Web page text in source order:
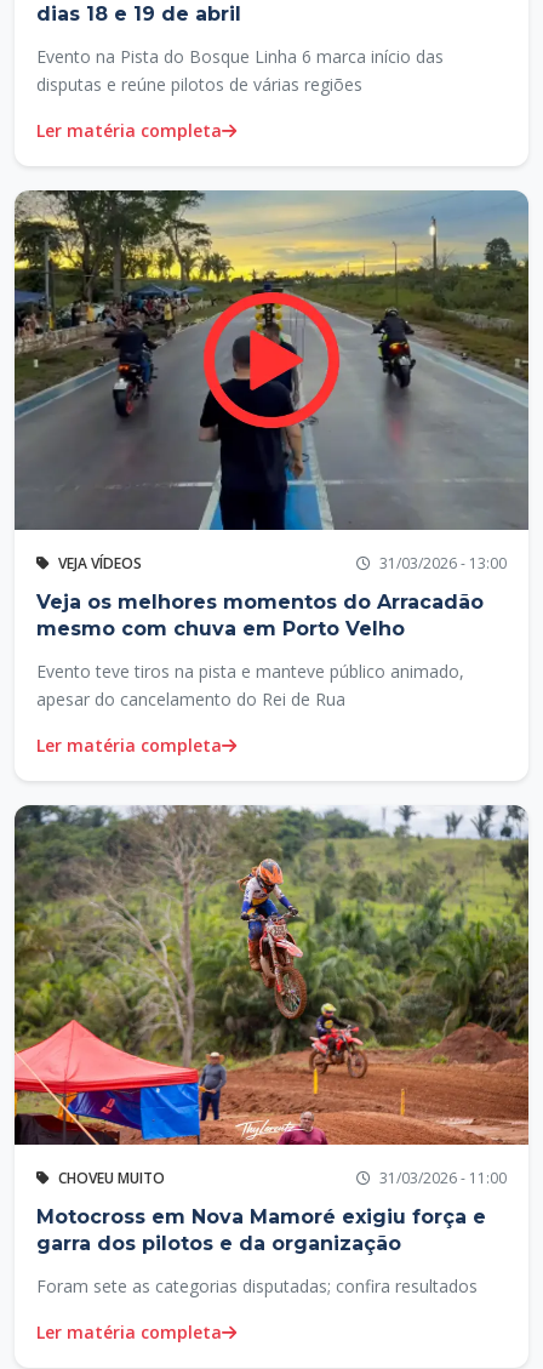
dias 18 e 19 de abril
Evento na Pista do Bosque Linha 6 marca início das
disputas e reúne pilotos de várias regiões
Ler matéria completa
VEJA VÍDEOS 31/03/2026 - 13:00
Veja os melhores momentos do Arracadão
mesmo com chuva em Porto Velho
Evento teve tiros na pista e manteve público animado,
apesar do cancelamento do Rei de Rua
Ler matéria completa
CHOVEU MUITO 31/03/2026 - 11:00
Motocross em Nova Mamoré exigiu força e
garra dos pilotos e da organização
Foram sete as categorias disputadas; confira resultados
Ler matéria completa